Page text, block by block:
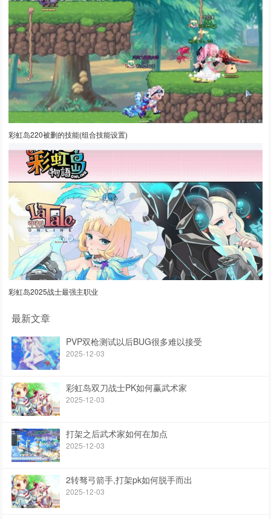
彩虹岛220被删的技能(组合技能设置)
彩虹岛2025战士最强主职业
最新文章
PVP双枪测试以后BUG很多难以接受
2025-12-03
彩虹岛双刀战士PK如何赢武术家
2025-12-03
打架之后武术家如何在加点
2025-12-03
2转驽弓箭手,打架pk如何脱手而出
2025-12-03